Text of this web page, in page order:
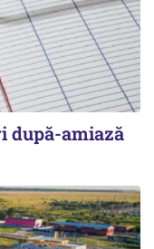
după-amiază